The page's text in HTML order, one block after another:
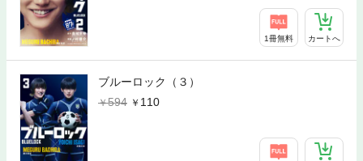
1冊無料 カートへ
ブルーロック（３）
594
110